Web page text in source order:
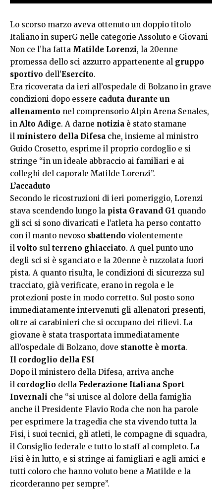
Lo scorso marzo aveva ottenuto un doppio titolo
Italiano in superG nelle categorie Assoluto e Giovani
Non ce l’ha fatta Matilde Lorenzi, la 20enne
promessa dello sci azzurro appartenente al gruppo
sportivo dell’Esercito.
Era ricoverata da ieri all’ospedale di Bolzano in grave
condizioni dopo essere caduta durante un
allenamento nel comprensorio Alpin Arena Senales,
in Alto Adige. A darne notizia è stato stamane
il ministero della Difesa che, insieme al ministro
Guido Crosetto, esprime il proprio cordoglio e si
stringe “in un ideale abbraccio ai familiari e ai
colleghi del caporale Matilde Lorenzi”.
L’accaduto
Secondo le ricostruzioni di ieri pomeriggio, Lorenzi
stava scendendo lungo la pista Gravand G1 quando
gli sci si sono divaricati e l’atleta ha perso contatto
con il manto nevoso sbattendo violentemente
il volto sul terreno ghiacciato. A quel punto uno
degli sci si è sganciato e la 20enne è ruzzolata fuori
pista. A quanto risulta, le condizioni di sicurezza sul
tracciato, già verificate, erano in regola e le
protezioni poste in modo corretto. Sul posto sono
immediatamente intervenuti gli allenatori presenti,
oltre ai carabinieri che si occupano dei rilievi. La
giovane è stata trasportata immediatamente
all’ospedale di Bolzano, dove stanotte è morta.
Il cordoglio della FSI
Dopo il ministero della Difesa, arriva anche
il cordoglio della Federazione Italiana Sport
Invernali che “si unisce al dolore della famiglia
anche il Presidente Flavio Roda che non ha parole
per esprimere la tragedia che sta vivendo tutta la
Fisi, i suoi tecnici, gli atleti, le compagne di squadra,
il Consiglio federale e tutto lo staff al completo. La
Fisi è in lutto, e si stringe ai famigliari e agli amici e
tutti coloro che hanno voluto bene a Matilde e la
ricorderanno per sempre”.